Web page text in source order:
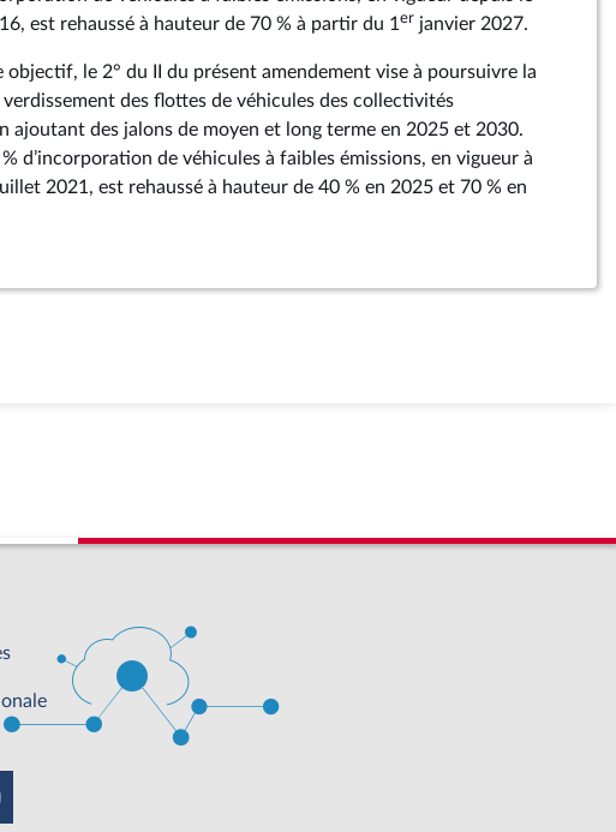
est rehaussé à hauteur de 70 % à partir du 1 er janvier 2027.
objectif, le 2° du II du présent amendement vise à poursuivre la
des flottes de véhicules des collectivités
ajoutant des jalons de moyen et long terme en 2025 et 2030.
% d’incorporation de véhicules à faibles émissions, en vigueur à
2021, est rehaussé à hauteur de 40 % en 2025 et 70 % en